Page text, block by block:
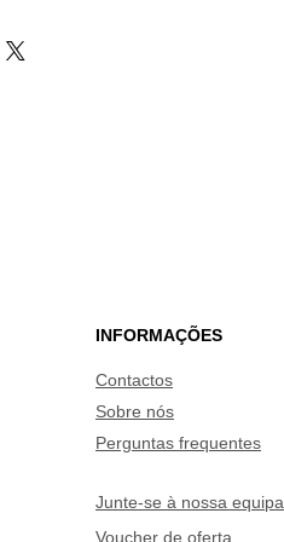
INFORMAÇÕES
Contactos
Sobre nós
Perguntas frequentes
Junte-se à nossa equipa
Voucher de oferta